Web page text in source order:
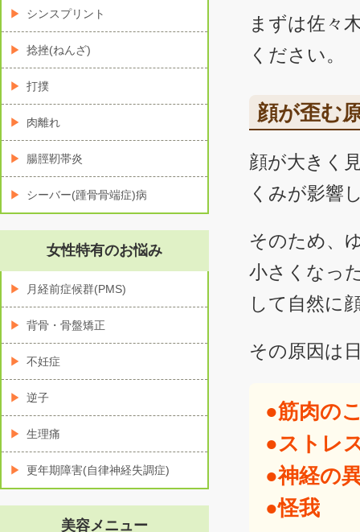
まずは佐々
ください。
顔が歪む
顔が大きく
くみが影響
そのため、
小さくなっ
して自然に
その原因は
●筋肉の
●ストレ
●神経の
●怪我
シンスプリント
捻挫(ねんざ)
打撲
肉離れ
腸脛靭帯炎
シーバー(踵骨骨端症)病
女性特有のお悩み
月経前症候群(PMS)
背骨・骨盤矯正
不妊症
逆子
生理痛
更年期障害(自律神経失調症)
美容メニュー